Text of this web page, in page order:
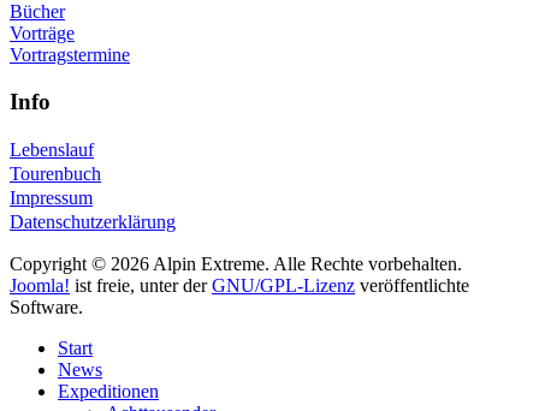
Bücher
Vorträge
Vortragstermine
Info
Lebenslauf
Tourenbuch
Impressum
Datenschutzerklärung
Copyright © 2026 Alpin Extreme. Alle Rechte vorbehalten.
Joomla! ist freie, unter derGNU/GPL-Lizenz veröffentlichte
Software.
Start
News
Expeditionen